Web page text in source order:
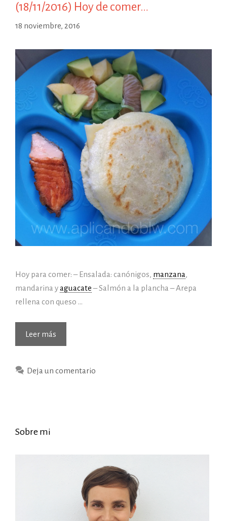
(18/11/2016) Hoy de comer…
18 noviembre, 2016
Hoy para comer: – Ensalada: canónigos, manzana,
mandarina yaguacate– Salmón a la plancha – Arepa
rellena con queso …
Leer más
Hoy
comer…
Deja un comentario
Sobre mi